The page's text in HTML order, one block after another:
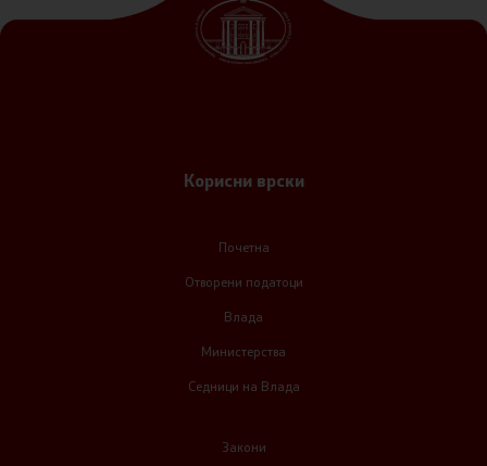
Корисни врски
Почетна
Отворени податоци
Влада
Министерства
Седници на Влада
Закони